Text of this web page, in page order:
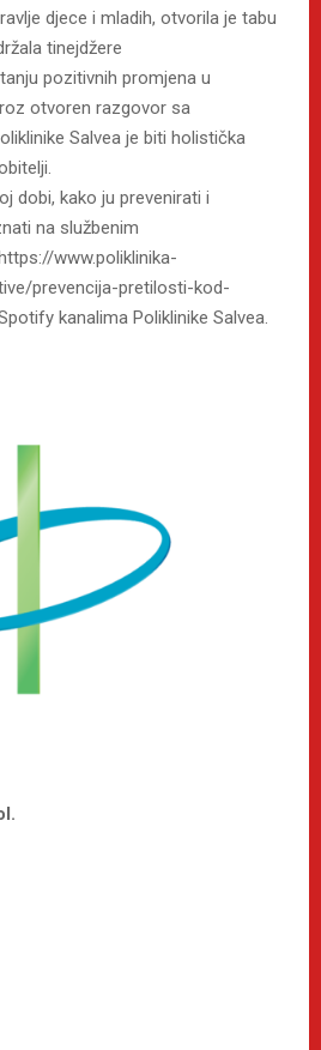
djece i mladih, otvorila je tabu
tinejdžere
pozitivnih promjena u
otvoren razgovor sa
Salvea je biti holistička
dobi, kako ju prevenirati i
na službenim
www.poliklinika-
prevencija-pretilosti-kod-
kanalima Poliklinike Salvea.